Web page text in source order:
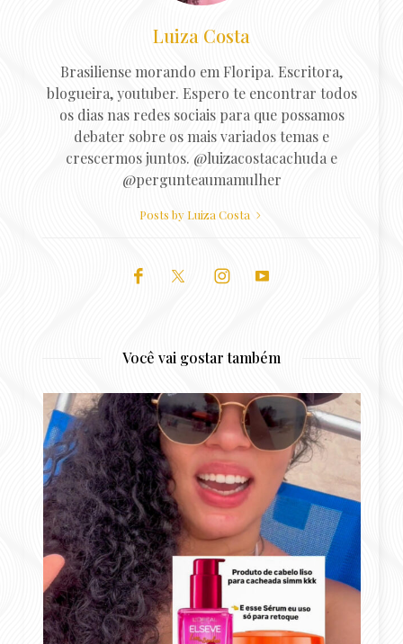
Luiza Costa
Brasiliense morando em Floripa. Escritora,
blogueira, youtuber. Espero te encontrar todos
os dias nas redes sociais para que possamos
debater sobre os mais variados temas e
crescermos juntos. @luizacostacachuda e
@pergunteaumamulher
Posts by Luiza Costa
Você vai gostar também